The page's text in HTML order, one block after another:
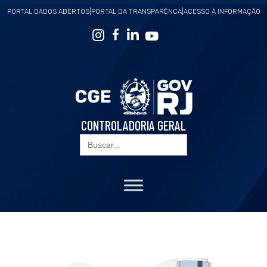
PORTAL DADOS ABERTOS| PORTAL DA TRANSPARÊNCA| ACESSO À INFORMAÇÃO
CONTROLADORIA GERAL
Search
for: